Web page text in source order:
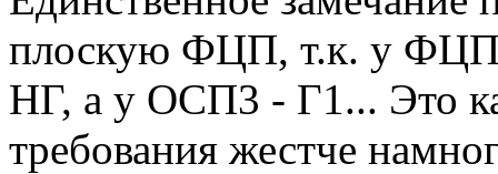
плоскую ФЦП, т.к. у ФЦП
НГ, а у ОСП3 - Г1... Это
требования жестче